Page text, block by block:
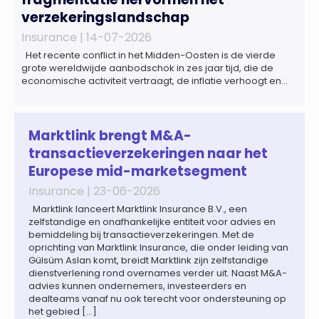
verzekeringslandschap
Insurance | 14-07-2026
Het recente conflict in het Midden-Oosten is de vierde
grote wereldwijde aanbodschok in zes jaar tijd, die de
economische activiteit vertraagt, de inflatie verhoogt en
wereldwijd naar verwachting afnemen tot 1,3% in reële
termen in […]
Marktlink brengt M&A-
transactieverzekeringen naar het
Europese mid-marketsegment
Insurance | 23-06-2026
Marktlink lanceert Marktlink Insurance B.V., een
zelfstandige en onafhankelijke entiteit voor advies en
bemiddeling bij transactieverzekeringen. Met de
oprichting van Marktlink Insurance, die onder leiding van
Gülsüm Aslan komt, breidt Marktlink zijn zelfstandige
dienstverlening rond overnames verder uit. Naast M&A-
advies kunnen ondernemers, investeerders en
dealteams vanaf nu ook terecht voor ondersteuning op
het gebied […]